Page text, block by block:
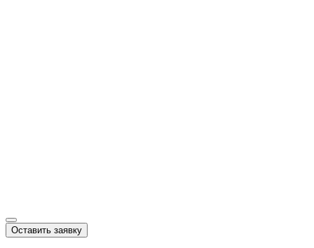
Оставить заявку